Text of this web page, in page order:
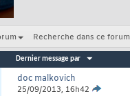
Recherche dans ce forum
Dernier message par
doc malkovich
25/09/2013, 16h42